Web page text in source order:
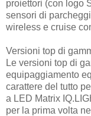
proiettori (con logo
sensori di
wireless e cruise
Versioni top di
Le versioni top di
equipaggiamento
carattere del tutto
a LED Matrix
per la prima volta